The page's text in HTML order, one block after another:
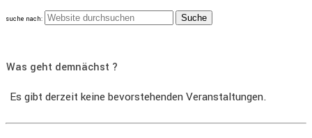
suche nach:
Was geht demnächst ?
Es gibt derzeit keine bevorstehenden Veranstaltungen.